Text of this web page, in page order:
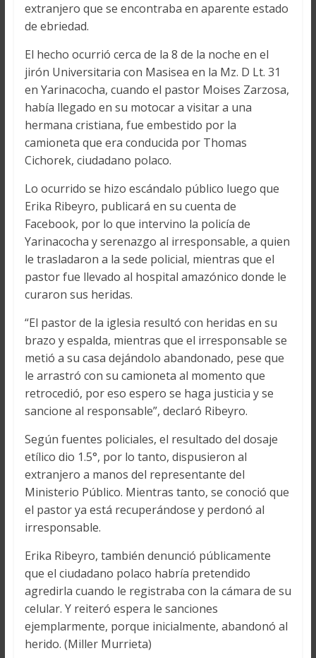
extranjero que se encontraba en aparente estado
de ebriedad.
El hecho ocurrió cerca de la 8 de la noche en el
jirón Universitaria con Masisea en la Mz. D Lt. 31
en Yarinacocha, cuando el pastor Moises Zarzosa,
había llegado en su motocar a visitar a una
hermana cristiana, fue embestido por la
camioneta que era conducida por Thomas
Cichorek, ciudadano polaco.
Lo ocurrido se hizo escándalo público luego que
Erika Ribeyro, publicará en su cuenta de
Facebook, por lo que intervino la policía de
Yarinacocha y serenazgo al irresponsable, a quien
le trasladaron a la sede policial, mientras que el
pastor fue llevado al hospital amazónico donde le
curaron sus heridas.
“El pastor de la iglesia resultó con heridas en su
brazo y espalda, mientras que el irresponsable se
metió a su casa dejándolo abandonado, pese que
le arrastró con su camioneta al momento que
retrocedió, por eso espero se haga justicia y se
sancione al responsable”, declaró Ribeyro.
Según fuentes policiales, el resultado del dosaje
etílico dio 1.5°, por lo tanto, dispusieron al
extranjero a manos del representante del
Ministerio Público. Mientras tanto, se conoció que
el pastor ya está recuperándose y perdonó al
irresponsable.
Erika Ribeyro, también denunció públicamente
que el ciudadano polaco habría pretendido
agredirla cuando le registraba con la cámara de su
celular. Y reiteró espera le sanciones
ejemplarmente, porque inicialmente, abandonó al
herido. (Miller Murrieta)